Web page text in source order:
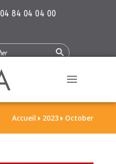
04 84 04 04 00
Search Button
Accueil  2023  October